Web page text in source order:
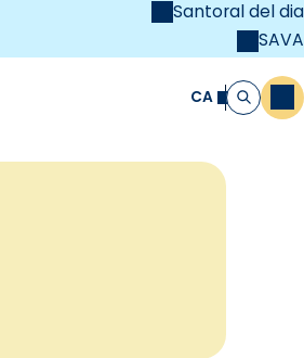
Santoral del dia
SAVA
CA Cerca